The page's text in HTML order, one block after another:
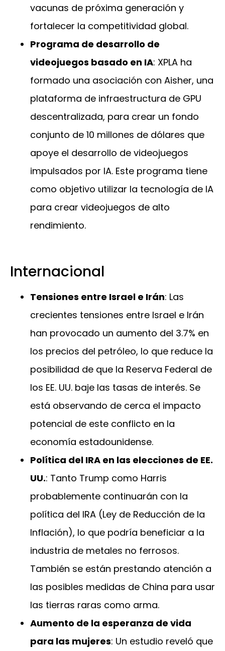
vacunas de próxima generación y
fortalecer la competitividad global.
Programa de desarrollo de
videojuegos basado en IA: XPLA ha
formado una asociación con Aisher, una
plataforma de infraestructura de GPU
descentralizada, para crear un fondo
conjunto de 10 millones de dólares que
apoye el desarrollo de videojuegos
impulsados por IA. Este programa tiene
como objetivo utilizar la tecnología de IA
para crear videojuegos de alto
rendimiento.
Internacional
Tensiones entre Israel e Irán: Las
crecientes tensiones entre Israel e Irán
han provocado un aumento del 3.7% en
los precios del petróleo, lo que reduce la
posibilidad de que la Reserva Federal de
los EE. UU. baje las tasas de interés. Se
está observando de cerca el impacto
potencial de este conflicto en la
economía estadounidense.
Política del IRA en las elecciones de EE.
UU.: Tanto Trump como Harris
probablemente continuarán con la
política del IRA (Ley de Reducción de la
Inflación), lo que podría beneficiar a la
industria de metales no ferrosos.
También se están prestando atención a
las posibles medidas de China para usar
las tierras raras como arma.
Aumento de la esperanza de vida
para las mujeres: Un estudio reveló que